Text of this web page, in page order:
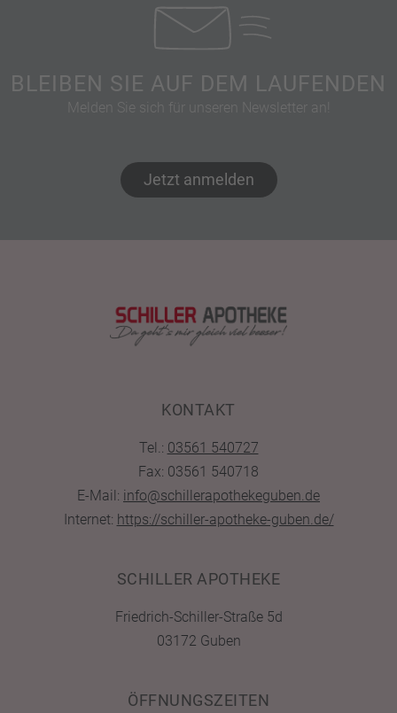
BLEIBEN SIE AUF DEM LAUFENDEN
Melden Sie sich für unseren Newsletter an!
Jetzt anmelden
KONTAKT
Tel.: 03561 540727
Fax: 03561 540718
E-Mail: info@schillerapothekeguben.de
Internet: https://schiller-apotheke-guben.de/
SCHILLER APOTHEKE
Friedrich-Schiller-Straße 5d
03172 Guben
ÖFFNUNGSZEITEN